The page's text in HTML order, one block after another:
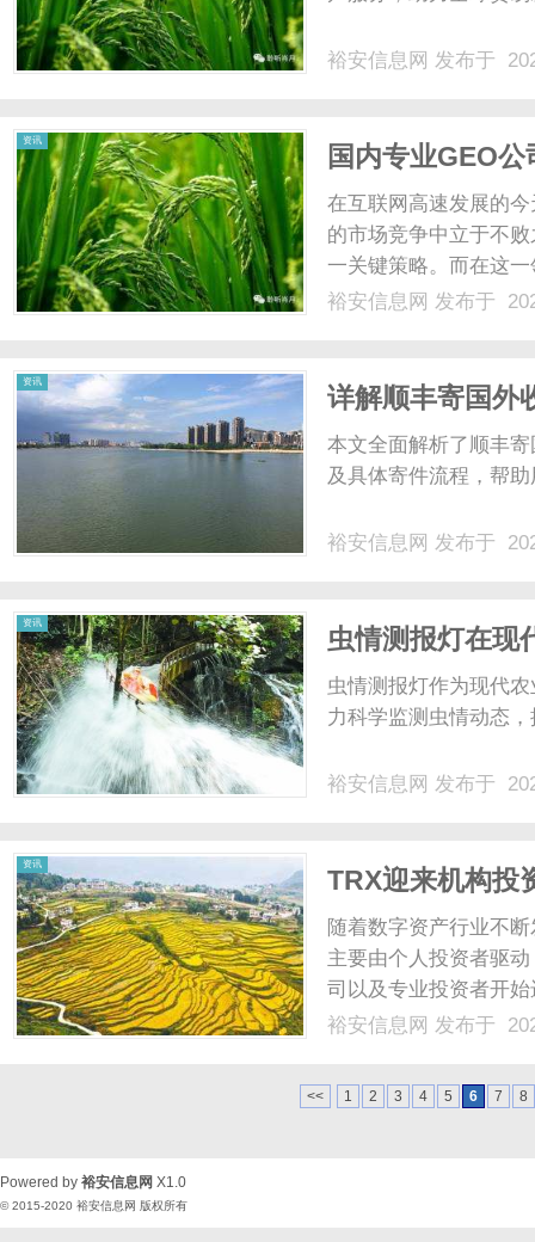
裕安信息网 发布于
资讯
国内专业GEO
在互联网高速发展的
的市场竞争中立于不
一关键策略。而在这
有效的优化服务。本
裕安信息网 发布于
资讯
详解顺丰寄国外
本文全面解析了顺丰
及具体寄件流程，帮
裕安信息网 发布于
资讯
虫情测报灯在现
景
虫情测报灯作为现代
力科学监测虫情动态
裕安信息网 发布于
资讯
TRX迎来机构投
值为支撑
随着数字资产行业不
主要由个人投资者驱
司以及专业投资者开
市场规模，也推动行
境是否透明、风险管
裕安信息网 发布于
<< 1 2 3 4 5 6 7 8
Powered by 裕安信息网 X1.0
© 2015-2020 裕安信息网 版权所有